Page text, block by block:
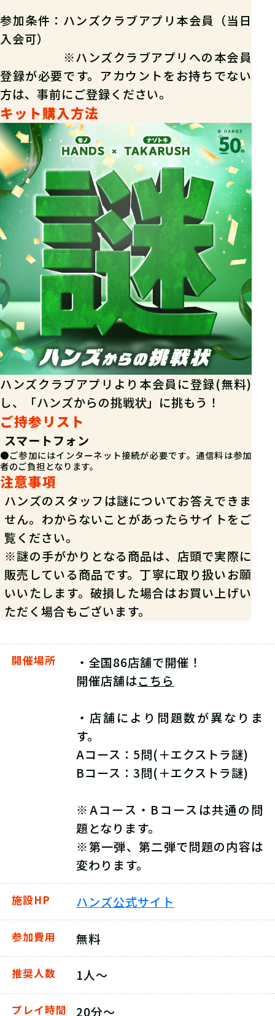
参加条件：ハンズクラブアプリ本会員（当日
入会可）
※ハンズクラブアプリへの本会員
登録が必要です。アカウントをお持ちでない
方は、事前にご登録ください。
キット購入方法
ハンズクラブアプリより本会員に登録(無料)
し、「ハンズからの挑戦状」に挑もう！
ご持参リスト
スマートフォン
●ご参加にはインターネット接続が必要です。通信料は参加
者のご負担となります。
注意事項
ハンズのスタッフは謎についてお答えできま
せん。わからないことがあったらサイトをご
覧ください。
※謎の手がかりとなる商品は、店頭で実際に
販売している商品です。丁寧に取り扱いお願
いいたします。破損した場合はお買い上げい
ただく場合もございます。
開催場所
・全国86店舗で開催！
開催店舗はこちら
・店舗により問題数が異なりま
す。
Aコース：5問(＋エクストラ謎)
Bコース：3問(＋エクストラ謎)
※Aコース・Bコースは共通の問
題となります。
※第一弾、第二弾で問題の内容は
変わります。
施設HP ハンズ公式サイト
参加費用 無料
推奨人数 1人～
プレイ時間 20分～